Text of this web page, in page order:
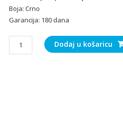
Boja: Crno
Garancija: 180 dana
Baterija
za
Dodaj u košaricu